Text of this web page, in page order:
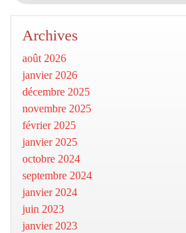
Archives
août 2026
janvier 2026
décembre 2025
novembre 2025
février 2025
janvier 2025
octobre 2024
septembre 2024
janvier 2024
juin 2023
janvier 2023